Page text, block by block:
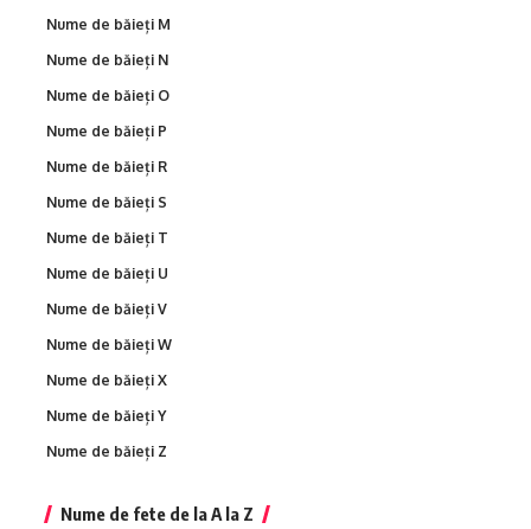
Nume de băieți M
Nume de băieți N
Nume de băieți O
Nume de băieți P
Nume de băieți R
Nume de băieți S
Nume de băieți T
Nume de băieți U
Nume de băieți V
Nume de băieți W
Nume de băieți X
Nume de băieți Y
Nume de băieți Z
Nume de fete de la A la Z